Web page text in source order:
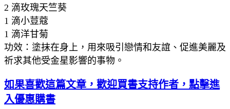
2 滴玫瑰天竺葵
1 滴小荳蔻
1 滴洋甘菊
功效：塗抹在身上，用來吸引戀情和友誼、促進美麗及
祈求其他受金星影響的事物。
如果喜歡這篇文章，歡迎買書支持作者，點擊進
入優惠購書